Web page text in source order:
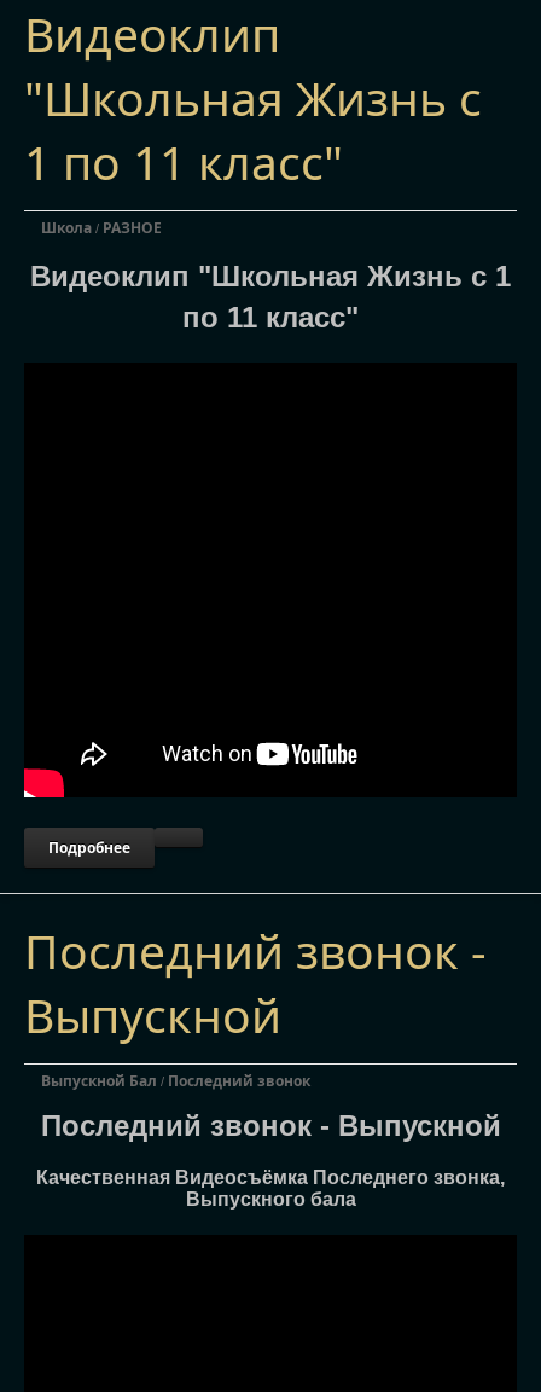
Видеоклип
"Школьная Жизнь с
1 по 11 класс"
Школа / РАЗНОЕ
Видеоклип "Школьная Жизнь с 1
по 11 класс"
Подробнее
Последний звонок -
Выпускной
Выпускной Бал / Последний звонок
Последний звонок - Выпускной
Качественная Видеосъёмка Последнего звонка,
Выпускного бала